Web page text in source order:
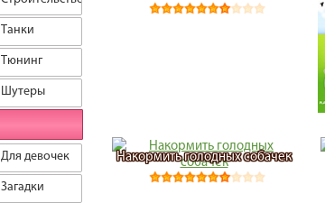
Танки
Тюнинг
Шутеры
Для девочек
Загадки
Накормить голодных собачек